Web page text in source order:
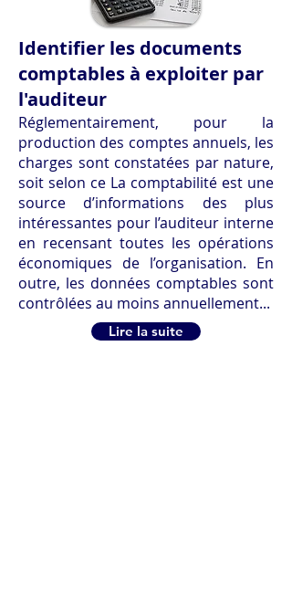
Identifier les documents
comptables à exploiter par
l'auditeur
Réglementairement, pour la
production des comptes annuels, les
charges sont constatées par nature,
soit selon ce La comptabilité est une
source d’informations des plus
intéressantes pour l’auditeur interne
en recensant toutes les opérations
économiques de l’organisation. En
outre, les données comptables sont
contrôlées au moins annuellement...
Lire la suite